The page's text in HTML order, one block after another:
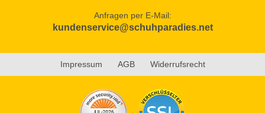
Anfragen per E-Mail:
kundenservice@schuhparadies.net
Impressum AGB Widerrufsrecht